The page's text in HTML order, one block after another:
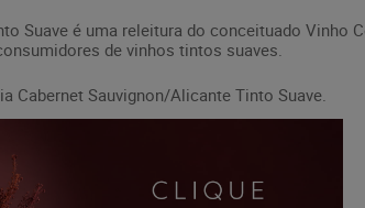
Suave é uma releitura do conceituado Vinho
de vinhos tintos suaves.
Cabernet Sauvignon/Alicante Tinto Suave.